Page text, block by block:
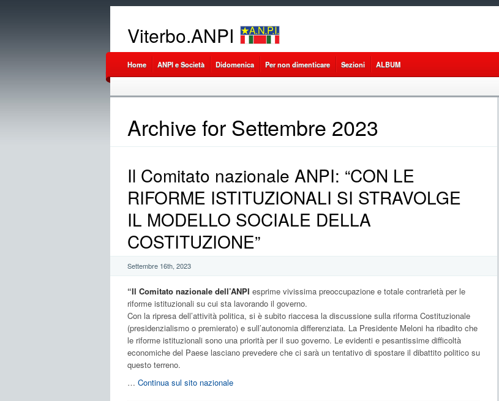
Viterbo.ANPI
Home ANPI e Società Didomenica Per non dimenticare Sezioni ALBUM
Archive for Settembre 2023
Il Comitato nazionale ANPI: “CON LE
RIFORME ISTITUZIONALI SI STRAVOLGE
IL MODELLO SOCIALE DELLA
COSTITUZIONE”
Settembre 16th, 2023
“Il Comitato nazionale dell’ANPI esprime vivissima preoccupazione e totale contrarietà per le
riforme istituzionali su cui sta lavorando il governo.
Con la ripresa dell’attività politica, si è subito riaccesa la discussione sulla riforma Costituzionale
(presidenzialismo o premierato) e sull’autonomia differenziata. La Presidente Meloni ha ribadito che
le riforme istituzionali sono una priorità per il suo governo. Le evidenti e pesantissime difficoltà
economiche del Paese lasciano prevedere che ci sarà un tentativo di spostare il dibattito politico su
questo terreno.
… Continua sul sito nazionale